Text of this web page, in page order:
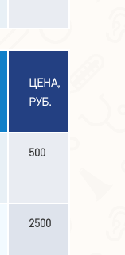
ЦЕНА,
РУБ.
500
2500